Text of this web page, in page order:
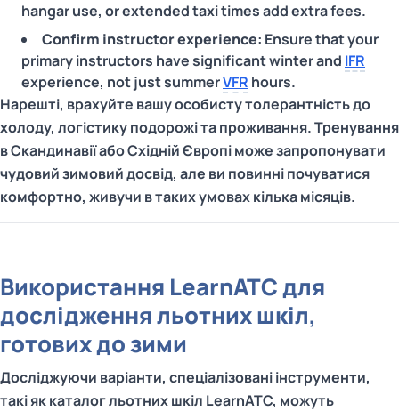
hangar use, or extended taxi times add extra fees.
Confirm instructor experience: Ensure that your
primary instructors have significant winter and IFR
experience, not just summerVFR hours.
Нарешті, врахуйте вашу особисту толерантність до
холоду, логістику подорожі та проживання. Тренування
в Скандинавії або Східній Європі може запропонувати
чудовий зимовий досвід, але ви повинні почуватися
комфортно, живучи в таких умовах кілька місяців.
Використання LearnATC для
дослідження льотних шкіл,
готових до зими
Досліджуючи варіанти, спеціалізовані інструменти,
такі як каталог льотних шкіл LearnATC, можуть